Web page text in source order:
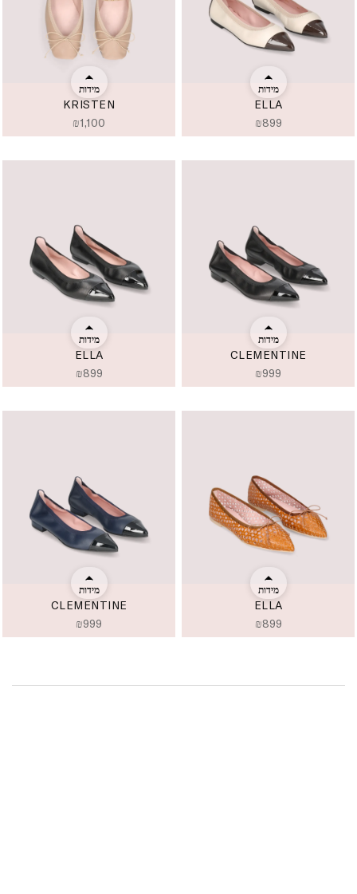
KRISTEN
₪1,100
מידות
ELLA
₪899
מידות
ELLA
₪899
מידות
CLEMENTINE
₪999
מידות
CLEMENTINE
₪999
מידות
ELLA
₪899
מידות